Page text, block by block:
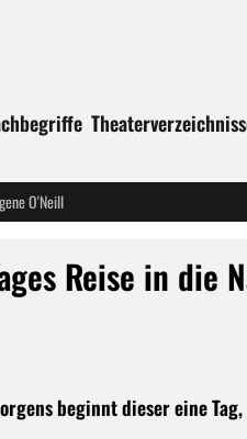
O'Neill
Reise in die
beginnt dieser eine